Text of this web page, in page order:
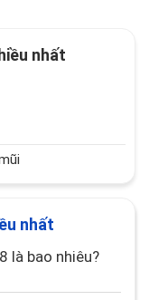
nhất
nhất
là bao nhiêu?